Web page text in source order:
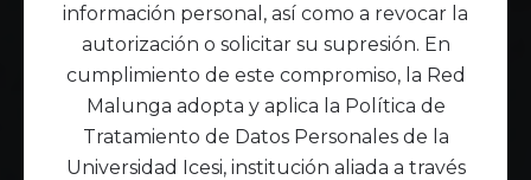
información personal, así como a revocar la
autorización o solicitar su supresión. En
cumplimiento de este compromiso, la Red
Malunga adopta y aplica la Política de
Tratamiento de Datos Personales de la
Universidad Icesi, institución aliada a través